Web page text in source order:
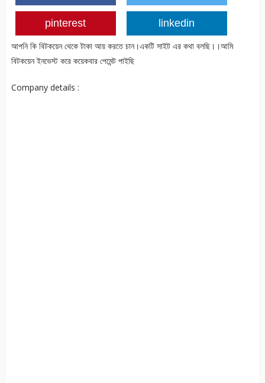
pinterest linkedin
আপনি কি বিটকয়েন থেকে টাকা আয় করতে চান।একটি সাইট এর কথা বলছি।।আমি
বিটকয়েন ইনভেস্ট করে কয়েকবার পেমেন্ট পাইছি
Company details :